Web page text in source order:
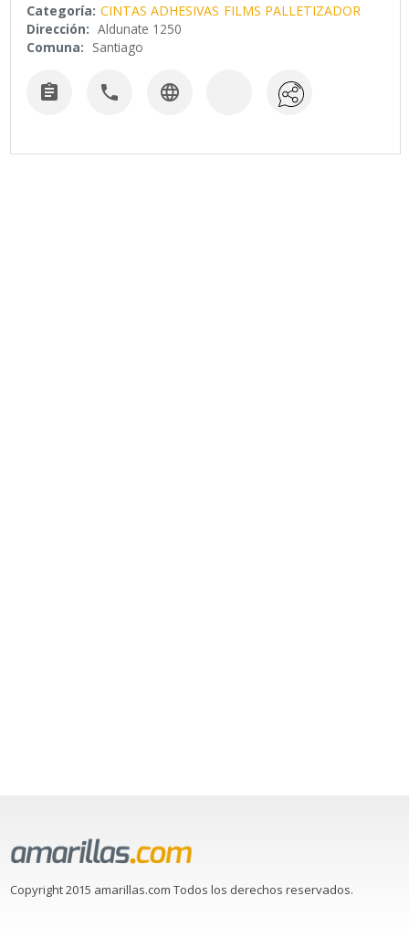
Categoría: CINTAS ADHESIVAS FILMS PALLETIZADOR
Dirección: Aldunate 1250
Comuna: Santiago
  
Copyright 2015 amarillas.com Todos los derechos reservados.